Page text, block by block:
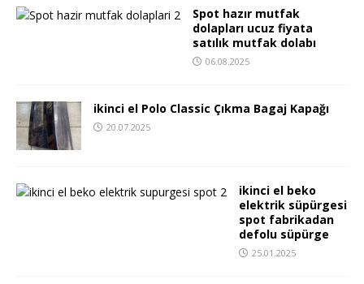
Spot hazır mutfak
dolapları ucuz fiyata
satılık mutfak dolabı
06.08.2025
ikinci el Polo Classic Çıkma Bagaj Kapağı
20.07.2025
ikinci el beko
elektrik süpürgesi
spot fabrikadan
defolu süpürge
25.01.2025